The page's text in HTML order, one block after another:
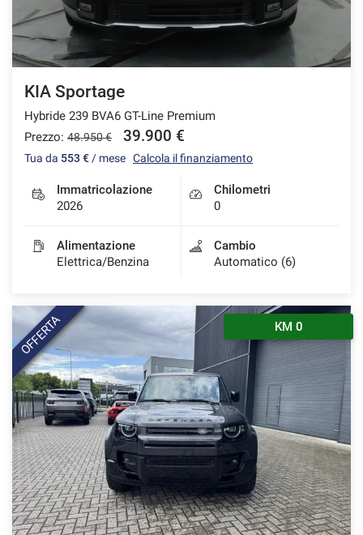
KIA Sportage
Hybride 239 BVA6 GT-Line Premium
Prezzo: 48.950 € 39.900 €
Tua da 553 € / mese Calcola il finanziamento
Immatricolazione
2026
Chilometri
0
Alimentazione
Elettrica/Benzina
Cambio
Automatico (6)
OFFERTA KM 0